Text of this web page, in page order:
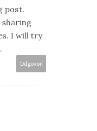
post.
sharing
I will try
Odgovori